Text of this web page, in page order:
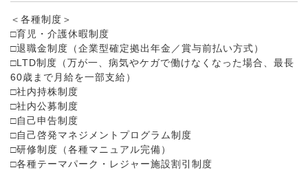
＜各種制度＞
□育児・介護休暇制度
□退職金制度（企業型確定拠出年金／賞与前払い方式）
□LTD制度（万が一、病気やケガで働けなくなった場合、最長
60歳まで月給を一部支給）
□社内持株制度
□社内公募制度
□自己申告制度
□自己啓発マネジメントプログラム制度
□研修制度（各種マニュアル完備）
□各種テーマパーク・レジャー施設割引制度